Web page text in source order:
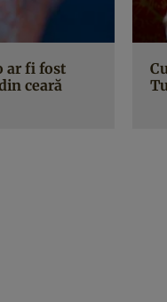
ar fi fost
ceară